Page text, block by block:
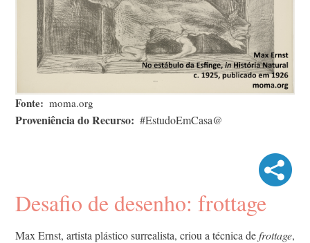
Fonte moma.org
Proveniência do Recurso #EstudoEmCasa@
Desafio de desenho: frottage
Max Ernst, artista plástico surrealista, criou a técnica defrottage,